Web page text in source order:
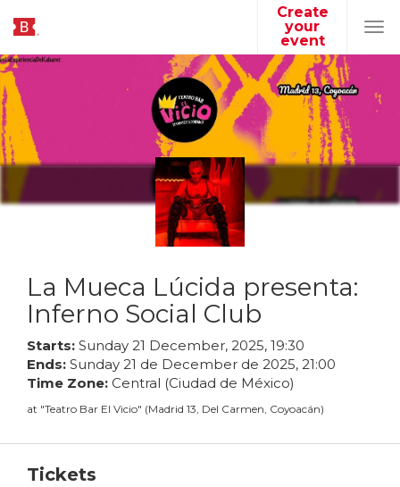
Create
your
event
La Mueca Lúcida presenta:
Inferno Social Club
Starts: Sunday 21 December, 2025, 19:30
Ends: Sunday 21 de December de 2025, 21:00
Time Zone: Central (Ciudad de México)
at "Teatro Bar El Vicio" (Madrid 13, Del Carmen, Coyoacán)
Tickets